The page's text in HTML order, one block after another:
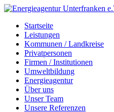
Zum
springenStartseite
Leistungen
Kommunen / Landkreise
Privatpersonen
Firmen / Institutionen
Umweltbildung
Energieagentur
Über uns
Unser Team
Unsere Referenzen